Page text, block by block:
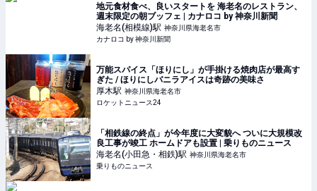
地元食材食べ、良いスタートを 海老名のレストラン、
週末限定の朝ブッフェ | カナロコ by 神奈川新聞
海老名(相模線)駅 神奈川県海老名市
カナロコ by 神奈川新聞
万能スパイス「ほりにし」が手掛ける焼肉店が最高す
ぎた / ほりにしバニラアイスは奇跡の美味さ
厚木駅 神奈川県海老名市
ロケットニュース24
「相鉄線の終点」が今年度に大変貌へ ついに大規模改
良工事が竣工 ホームドアも設置 | 乗りものニュース
海老名(小田急・相鉄)駅 神奈川県海老名市
乗りものニュース